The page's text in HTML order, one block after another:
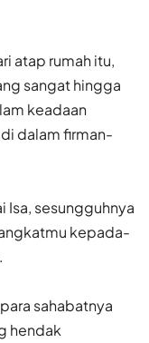
atap rumah itu,
sangat hingga
keadaan
dalam firman-
Isa, sesungguhnya
kepada-
sahabatnya
hendak